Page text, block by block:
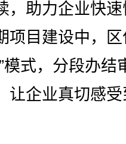
，助力企业快
项目建设中，
模式，分段办结
让企业真切感